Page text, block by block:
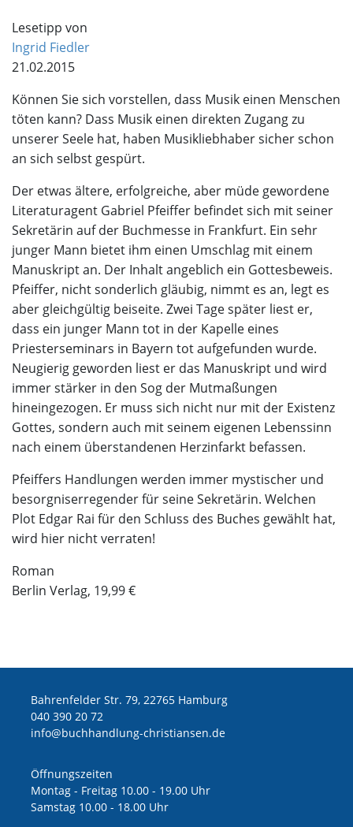
Lesetipp von
Ingrid Fiedler
21.02.2015
Können Sie sich vorstellen, dass Musik einen Menschen
töten kann? Dass Musik einen direkten Zugang zu
unserer Seele hat, haben Musikliebhaber sicher schon
an sich selbst gespürt.
Der etwas ältere, erfolgreiche, aber müde gewordene
Literaturagent Gabriel Pfeiffer befindet sich mit seiner
Sekretärin auf der Buchmesse in Frankfurt. Ein sehr
junger Mann bietet ihm einen Umschlag mit einem
Manuskript an. Der Inhalt angeblich ein Gottesbeweis.
Pfeiffer, nicht sonderlich gläubig, nimmt es an, legt es
aber gleichgültig beiseite. Zwei Tage später liest er,
dass ein junger Mann tot in der Kapelle eines
Priesterseminars in Bayern tot aufgefunden wurde.
Neugierig geworden liest er das Manuskript und wird
immer stärker in den Sog der Mutmaßungen
hineingezogen. Er muss sich nicht nur mit der Existenz
Gottes, sondern auch mit seinem eigenen Lebenssinn
nach einem überstandenen Herzinfarkt befassen.
Pfeiffers Handlungen werden immer mystischer und
besorgniserregender für seine Sekretärin. Welchen
Plot Edgar Rai für den Schluss des Buches gewählt hat,
wird hier nicht verraten!
Roman
Berlin Verlag, 19,99 €
Bahrenfelder Str. 79, 22765 Hamburg
040 390 20 72
ed.nesnaitsirhc-gnuldnahhcub@ofni
Öffnungszeiten
Montag - Freitag 10.00 - 19.00 Uhr
Samstag 10.00 - 18.00 Uhr